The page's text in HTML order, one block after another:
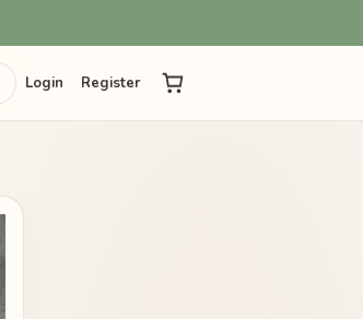
Login Register